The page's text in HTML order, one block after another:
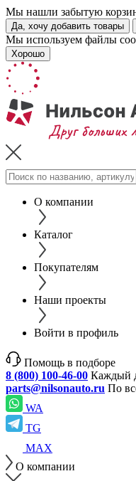
Мы нашли забытую
Да, хочу добавить товары
Мы используем файлы
Хорошо
О компании
Каталог
Покупателям
Наши проекты
Войти в профиль
Помощь в подборе
8 (800) 100-46-00 Каждый
parts@nilsonauto.ru По
WA
TG
MAX
О компании